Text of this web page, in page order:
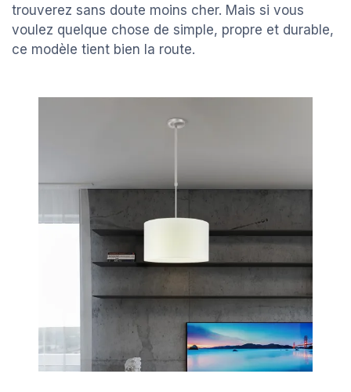
trouverez sans doute moins cher. Mais si vous
voulez quelque chose de simple, propre et durable,
ce modèle tient bien la route.